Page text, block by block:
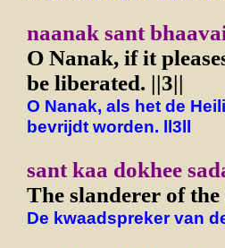
naanak sant
O Nanak, if it
be liberated. ||3||
O Nanak, als het de
bevrijdt worden. ll3ll
sant kaa dokhee
The slanderer of
De kwaadspreker van